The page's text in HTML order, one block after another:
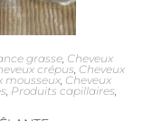
grasse Cheveux
crépus Cheveux
mousseux Cheveux
Produits capillaires